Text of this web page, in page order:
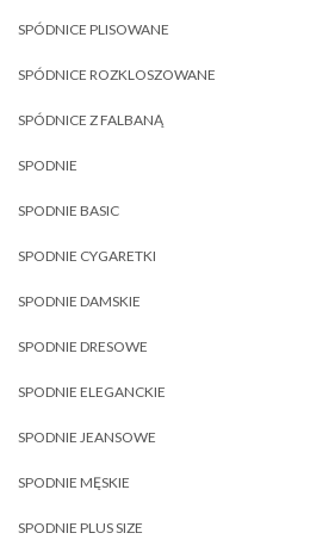
SPÓDNICE PLISOWANE
SPÓDNICE ROZKLOSZOWANE
SPÓDNICE Z FALBANĄ
SPODNIE
SPODNIE BASIC
SPODNIE CYGARETKI
SPODNIE DAMSKIE
SPODNIE DRESOWE
SPODNIE ELEGANCKIE
SPODNIE JEANSOWE
SPODNIE MĘSKIE
SPODNIE PLUS SIZE